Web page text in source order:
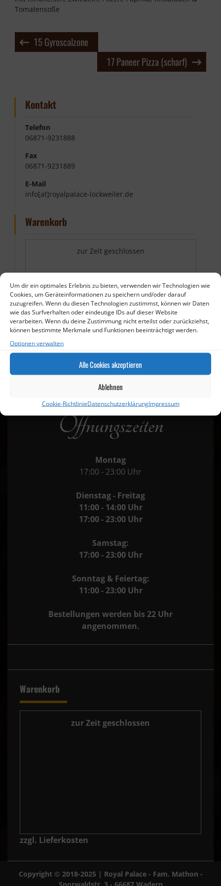
Um dir ein optimales Erlebnis zu bieten, verwenden wir Technologien wie
Cookies, um Geräteinformationen zu speichern und/oder darauf
zuzugreifen. Wenn du diesen Technologien zustimmst, können wir Daten
wie das Surfverhalten oder eindeutige IDs auf dieser Website
verarbeiten. Wenn du deine Zustimmung nicht erteilst oder zurückziehst,
können bestimmte Merkmale und Funktionen beeinträchtigt werden.
Optionen verwalten
Alle Cookies akzeptieren
Ablehnen
Cookie-RichtlinieDatenschutzerklärungImpressum
Tomatensoße
Beitragsnavigation
15 Gyroscalzone
17 Paneer Pizza (scharf)
Kontakt
Telefon
06871-9231888
Fax
06871-9231889
E-Mail
info[at]royalpalace-lockweiler.de
Warenkorb
zur Zeit geschlossen
Öffnungszeiten
Montag
17:00 - 23:00 Uhr
Dienstag - Freitag
11:00 - 14:00 Uhr
17:00 - 23:00 Uhr
Samstag:
17:00 - 23:00 Uhr
Sonntag & Feiertag:
11:00 - 23:00 Uhr
Bestellungen werden bis 22 Uhr
angenommen.
Warenkorb
zur Zeit geschlossen
zzgl. Lieferkosten
Copyright © 2018-2025 | Royal Palace - Fam. Mathon -